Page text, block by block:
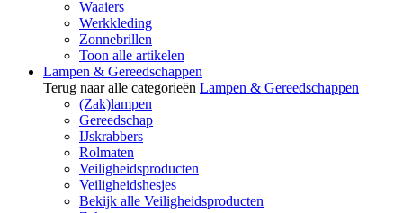
Waaiers
Werkkleding
Zonnebrillen
Toon alle artikelen
Lampen & Gereedschappen
Terug naar alle categorieën Lampen & Gereedschappen
(Zak)lampen
Gereedschap
IJskrabbers
Rolmaten
Veiligheidsproducten
Veiligheidshesjes
Bekijk alle Veiligheidsproducten